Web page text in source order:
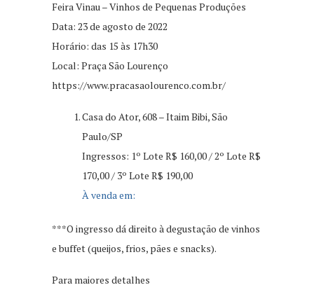
Feira Vinau – Vinhos de Pequenas Produções
Data: 23 de agosto de 2022
Horário: das 15 às 17h30
Local: Praça São Lourenço
https://www.pracasaolourenco.com.br/
Casa do Ator, 608 – Itaim Bibi, São
Paulo/SP
Ingressos: 1º Lote R$ 160,00 / 2º Lote R$
170,00 / 3º Lote R$ 190,00
À venda em:
***O ingresso dá direito à degustação de vinhos
e buffet (queijos, frios, pães e snacks).
Para maiores detalhes